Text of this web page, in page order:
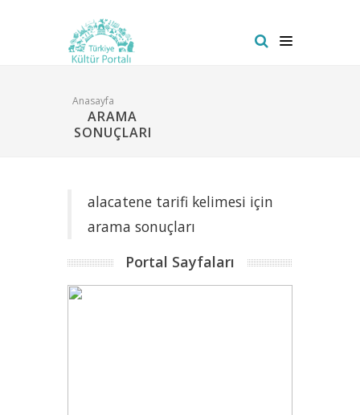
Anasayfa
ARAMA
SONUÇLARI
alacatene tarifi kelimesi için
arama sonuçları
Portal Sayfaları